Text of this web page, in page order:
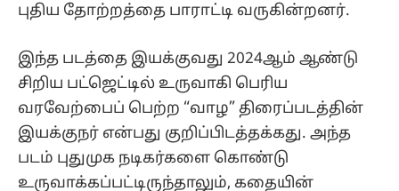
புதிய தோற்றத்தை பாராட்டி வருகின்றனர்.
இந்த படத்தை இயக்குவது 2024ஆம் ஆண்டு
சிறிய பட்ஜெட்டில் உருவாகி பெரிய
வரவேற்பைப் பெற்ற “வாழ” திரைப்படத்தின்
இயக்குநர் என்பது குறிப்பிடத்தக்கது. அந்த
படம் புதுமுக நடிகர்களை கொண்டு
உருவாக்கப்பட்டிருந்தாலும், கதையின்